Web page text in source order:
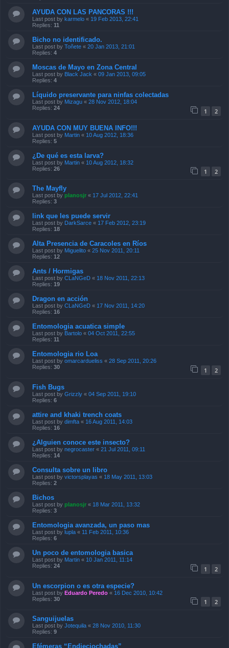
AYUDA CON LAS PANCORAS !!!
Last post by karmelo « 19 Feb 2013, 22:41
Replies: 11
Bicho no identificado.
Last post by Toñete « 20 Jan 2013, 21:01
Replies: 4
Moscas de Mayo en Zona Central
Last post by Black Jack « 09 Jan 2013, 09:05
Replies: 4
Líquido preservante para ninfas colectadas
Last post by Mizagu « 28 Nov 2012, 18:04
Replies: 24 1 2
AYUDA CON MUY BUENA INFO!!!
Last post by Martin « 10 Aug 2012, 18:36
Replies: 5
¿De qué es esta larva?
Last post by Martin « 10 Aug 2012, 18:32
Replies: 26 1 2
The Mayfly
Last post by planosjr « 17 Jul 2012, 22:41
Replies: 3
link que les puede servir
Last post by DarkSarce « 17 Feb 2012, 23:19
Replies: 18
Alta Presencia de Caracoles en Ríos
Last post by Miguelito « 25 Nov 2011, 20:11
Replies: 12
Ants / Hormigas
Last post by CLaNGeD « 18 Nov 2011, 22:13
Replies: 19
Dragon en acción
Last post by CLaNGeD « 17 Nov 2011, 14:20
Replies: 16
Entomologia acuatica simple
Last post by Bartolo « 04 Oct 2011, 22:55
Replies: 11
Entomologia rio Loa
Last post by omarcardueliss « 28 Sep 2011, 20:26
Replies: 30 1 2
Fish Bugs
Last post by Grizzly « 04 Sep 2011, 19:10
Replies: 6
attire and khaki trench coats
Last post by dimfta « 16 Aug 2011, 14:03
Replies: 16
¿Alguien conoce este insecto?
Last post by negrocaster « 21 Jul 2011, 09:11
Replies: 14
Consulta sobre un libro
Last post by victorsplayas « 18 May 2011, 13:03
Replies: 2
Bichos
Last post by planosjr « 18 Mar 2011, 13:32
Replies: 3
Entomologia avanzada, un paso mas
Last post by lupla « 11 Feb 2011, 10:36
Replies: 6
Un poco de entomologia basica
Last post by Martin « 10 Jan 2011, 11:14
Replies: 24 1 2
Un escorpion o es otra especie?
Last post by Eduardo Peredo « 16 Dec 2010, 10:42
Replies: 30 1 2
Sanguijuelas
Last post by Jotequila « 28 Nov 2010, 11:30
Replies: 9
Efémeras “Endieciochadas”